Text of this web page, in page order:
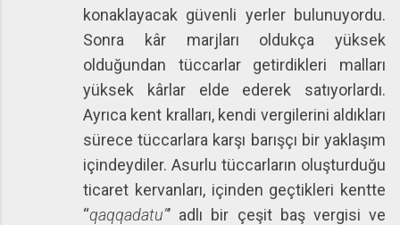
konaklayacak güvenli yerler bulunuyordu.
Sonra kâr marjları oldukça yüksek
olduğundan tüccarlar getirdikleri malları
yüksek kârlar elde ederek satıyorlardı.
Ayrıca kent kralları, kendi vergilerini aldıkları
sürece tüccarlara karşı barışçı bir yaklaşım
içindeydiler. Asurlu tüccarların oluşturduğu
ticaret kervanları, içinden geçtikleri kentte
“qaqqadatu”’ adlı bir çeşit baş vergisi ve